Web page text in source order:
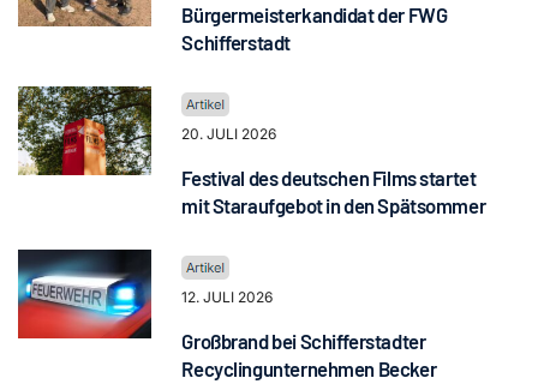
Bürgermeisterkandidat der FWG
Schifferstadt
20. JULI 2026
Festival des deutschen Films startet
mit Staraufgebot in den Spätsommer
12. JULI 2026
Großbrand bei Schifferstadter
Recyclingunternehmen Becker